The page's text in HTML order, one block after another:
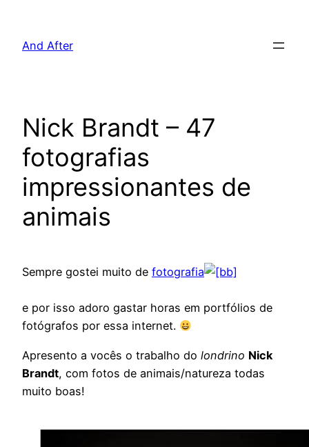
And After
Nick Brandt – 47
fotografias
impressionantes de
animais
Sempre gostei muito de fotografia
e por isso adoro gastar horas em portfólios de
fotógrafos por essa internet.
Apresento a vocês o trabalho do londrino Nick
Brandt, com fotos de animais/natureza todas
muito boas!